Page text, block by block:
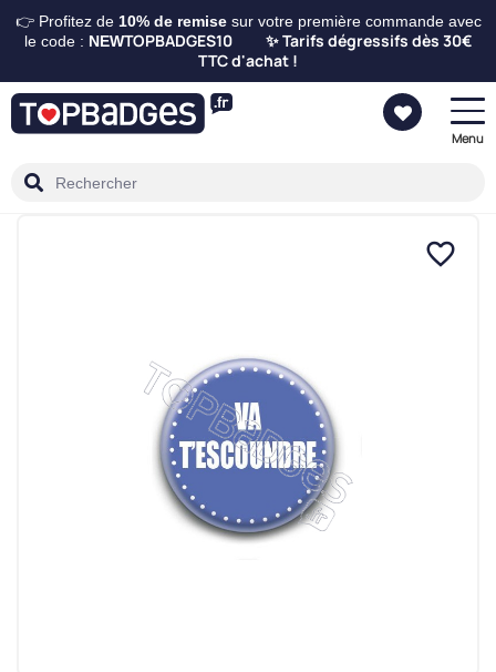
👉 Profitez de 10% de remisesur votre première commande avec
le code : NEWTOPBADGES10 ✨ Tarifs dégressifs dès 30€
TTC d'achat !
Menu
favorite_border